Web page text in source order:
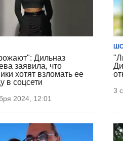
Дильназ
заявила, что
хотят взломать ее
в соцсети
2024, 12:01
3